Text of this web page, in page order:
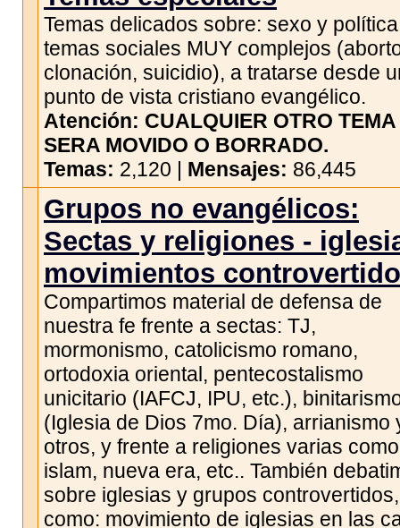
Temas delicados sobre: sexo y
temas sociales MUY complejos
clonación, suicidio), a tratarse desde
punto de vista cristiano evangélico.
Atención: CUALQUIER OTRO TEMA
SERA MOVIDO O BORRADO.
Temas: 2,120 | Mensajes: 86,445
Grupos no evangélicos:
Sectas y religiones -
movimientos
Compartimos material de defensa de
nuestra fe frente a sectas: TJ,
mormonismo, catolicismo romano,
ortodoxia oriental, pentecostalismo
unicitario (IAFCJ, IPU, etc.),
(Iglesia de Dios 7mo. Día), arrianismo
otros, y frente a religiones varias como
islam, nueva era, etc.. También
sobre iglesias y grupos controvertidos,
como: movimiento de iglesias en las